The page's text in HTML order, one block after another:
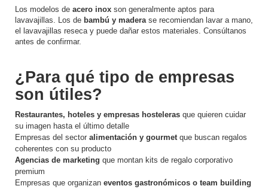
Los modelos de acero inox son generalmente aptos para
lavavajillas. Los de bambú y maderase recomiendan lavar a mano,
el lavavajillas reseca y puede dañar estos materiales. Consúltanos
antes de confirmar.
¿Para qué tipo de empresas
son útiles?
Restaurantes, hoteles y empresas hosteleras que quieren cuidar
su imagen hasta el último detalle
Empresas del sector alimentación y gourmetque buscan regalos
coherentes con su producto
Agencias de marketing que montan kits de regalo corporativo
premium
Empresas que organizan eventos gastronómicos o team building